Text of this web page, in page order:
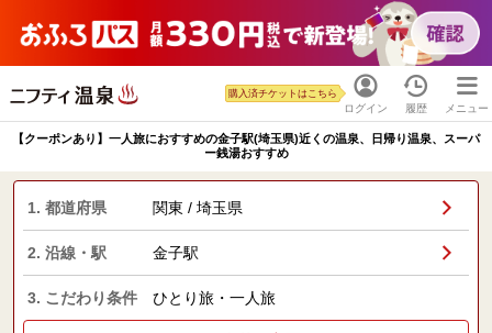
ログイン
購入済チケットはこちら
履歴 メニュー
【クーポンあり】一人旅におすすめの金子駅(埼玉県)近くの温泉、日帰り温泉、スーパ
ー銭湯おすすめ
1. 都道府県 関東 / 埼玉県
2. 沿線・駅 金子駅
3. こだわり条件 ひとり旅・一人旅